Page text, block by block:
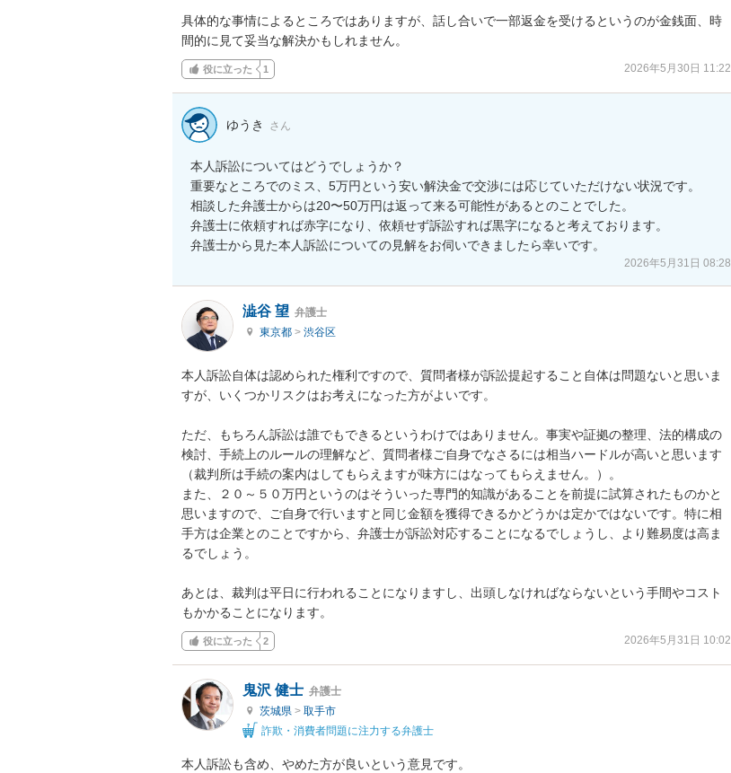
具体的な事情によるところではありますが、話し合いで一部返金を受けるというのが金銭面、時
間的に見て妥当な解決かもしれません。
役に立った 1 2026年5月30日 11:22
ゆうき さん
本人訴訟についてはどうでしょうか？
重要なところでのミス、5万円という安い解決金で交渉には応じていただけない状況です。
相談した弁護士からは20〜50万円は返って来る可能性があるとのことでした。
弁護士に依頼すれば赤字になり、依頼せず訴訟すれば黒字になると考えております。
弁護士から見た本人訴訟についての見解をお伺いできましたら幸いです。
2026年5月31日 08:28
澁谷 望 弁護士
東京都 > 渋谷区
本人訴訟自体は認められた権利ですので、質問者様が訴訟提起すること自体は問題ないと思いま
すが、いくつかリスクはお考えになった方がよいです。
ただ、もちろん訴訟は誰でもできるというわけではありません。事実や証拠の整理、法的構成の
検討、手続上のルールの理解など、質問者様ご自身でなさるには相当ハードルが高いと思います
（裁判所は手続の案内はしてもらえますが味方にはなってもらえません。）。
また、２０～５０万円というのはそういった専門的知識があることを前提に試算されたものかと
思いますので、ご自身で行いますと同じ金額を獲得できるかどうかは定かではないです。特に相
手方は企業とのことですから、弁護士が訴訟対応することになるでしょうし、より難易度は高ま
るでしょう。
あとは、裁判は平日に行われることになりますし、出頭しなければならないという手間やコスト
もかかることになります。
役に立った 2 2026年5月31日 10:02
鬼沢 健士 弁護士
茨城県 > 取手市
詐欺・消費者問題に注力する弁護士
本人訴訟も含め、やめた方が良いという意見です。